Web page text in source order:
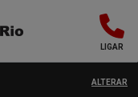
LIGAR
ALTERAR